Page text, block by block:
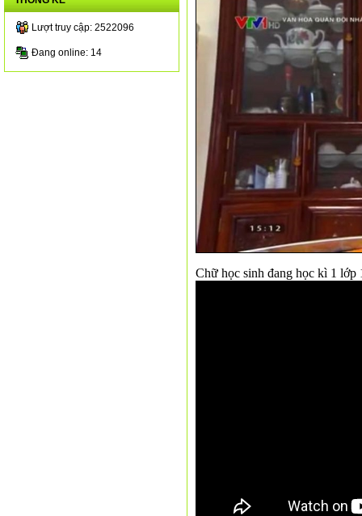
Lượt truy cập: 2522096
Đang online: 14
Chữ học sinh đang học kì 1 lớp